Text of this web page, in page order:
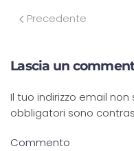
Precedente
Lascia un
Il tuo indirizzo email
obbligatori sono
Commento